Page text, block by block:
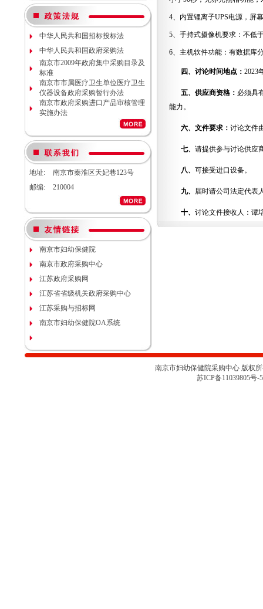
南京市妇幼保健院丁家庄院区病理
科密集架项目现场勘察调研邀请
南京市妇幼保健院院内专项资金结
余情况专项审计服务调研公告
南京市妇幼保健院数字化血管造影
机维保项目（项目编号NJFYCG-
2026S10）更正公告
南京市妇幼保健院院内工程结算审
计服务调研公告
南京市妇幼保健院生命体征检测仪
项目（项目编号NJFYCG-
2026S08）更正公告
南京市妇幼保健院实验动物单元环
境维持与清洁消毒系统（小鼠笼
南京市妇幼保健院医用耗材
（NJFYCG-202611）院内比选项目
通知
南京市妇幼保健院建院90周年宣传
南京市妇幼保健院双源CT、3.0T核
磁等设备维保服务院内咨询讨论会
南京市妇幼保健院护理部模型项目
说明
南京市妇幼保健院减压沸腾式清洗
机项目（编号：NJFYCG-
2025DS12）开标时间的更正通知
南京市妇幼保健院“金陵托育”微信
关于南京市妇幼保健院病理科送第
三方检测（NJFYCG-202543）院内
南京市妇幼保健院运动测评工具
关于南京市妇幼保健院胎儿监护仪
中华人民共和国招标投标法
中华人民共和国政府采购法
南京市2009年政府集中采购目录及
标准
南京市市属医疗卫生单位医疗卫生
仪器设备政府采购暂行办法
南京市政府采购进口产品审核管理
实施办法
地址:
南京市秦淮区天妃巷123号
邮编:
210004
南京市妇幼保健院
南京市政府采购中心
江苏政府采购网
江苏省省级机关政府采购中心
江苏采购与招标网
南京市妇幼保健院OA系统
4、内置锂离子UPS电源，屏
5、手持式摄像机要求：不低
6、主机软件功能：有数据库
四、讨论时间地点： 2023
五、供应商资格： 必须具
能力。
六、文件要求： 讨论文件
七、 请提供参与讨论供应
八、 可接受进口设备。
九、 届时请公司法定代表
十、 讨论文件接收人：谭
南京市妇幼保健院采购中心 版权
苏ICP备11039805号-5